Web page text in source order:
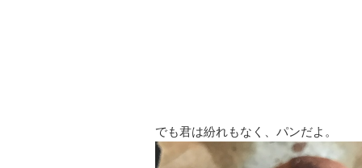
でも君は紛れもなく、パンだよ。